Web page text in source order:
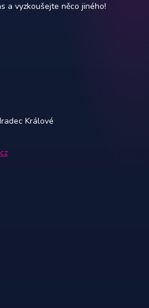
a vyzkoušejte něco jiného!
Králové